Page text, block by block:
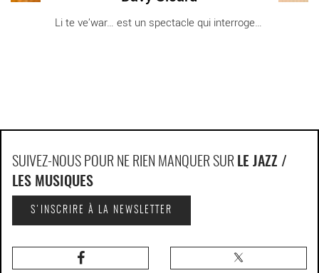
Li te ve’war… est un spectacle qui interroge [...]
SUIVEZ-NOUS POUR NE RIEN MANQUER SUR LE JAZZ /
LES MUSIQUES
S'INSCRIRE À LA NEWSLETTER